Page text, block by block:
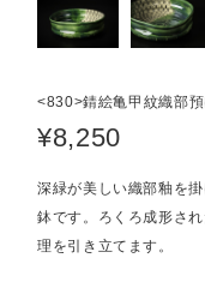
<830>錆絵亀甲紋織部
¥8,250
深緑が美しい織部釉を
鉢です。ろくろ成形さ
理を引き立てます。